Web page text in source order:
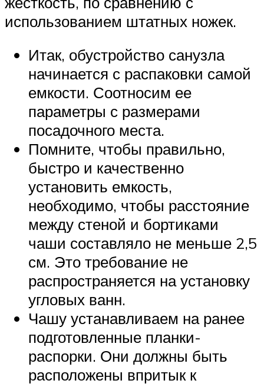
использованием штатных ножек.
Итак, обустройство санузла
начинается с распаковки самой
емкости. Соотносим ее
параметры с размерами
посадочного места.
Помните, чтобы правильно,
быстро и качественно
установить емкость,
необходимо, чтобы расстояние
между стеной и бортиками
чаши составляло не меньше 2,5
см. Это требование не
распространяется на установку
угловых ванн.
Чашу устанавливаем на ранее
подготовленные планки-
распорки. Они должны быть
расположены впритык к